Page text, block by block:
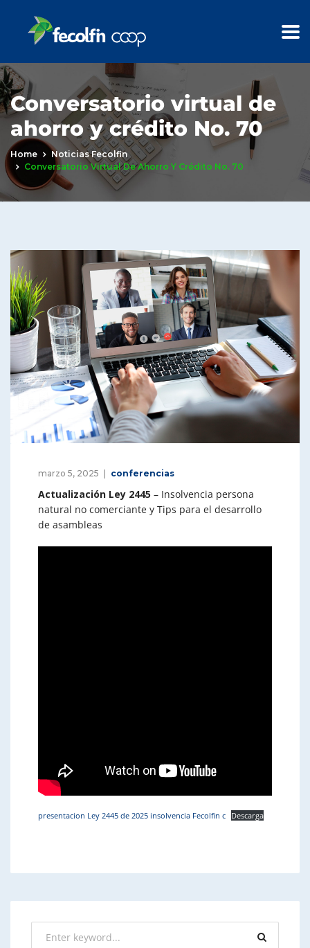
Conversatorio virtual de
ahorro y crédito No. 70
Home
Noticias Fecolfin
Conversatorio Virtual De Ahorro Y Crédito No. 70
marzo 5, 2025 conferencias
Actualización Ley 2445 – Insolvencia persona
natural no comerciante y Tips para el desarrollo
de asambleas
presentacion Ley 2445 de 2025 insolvencia Fecolfin c Descarga